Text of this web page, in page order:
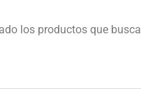
los productos que busca